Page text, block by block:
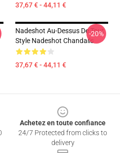
37,67 € - 44,11 €
Nadeshot Au-Dessus De Tout
Style Nadeshot Chandails
37,67 € - 44,11 €
-20%
Achetez en toute confiance
24/7 Protected from clicks to
delivery